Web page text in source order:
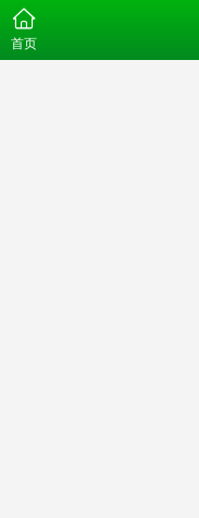
首页